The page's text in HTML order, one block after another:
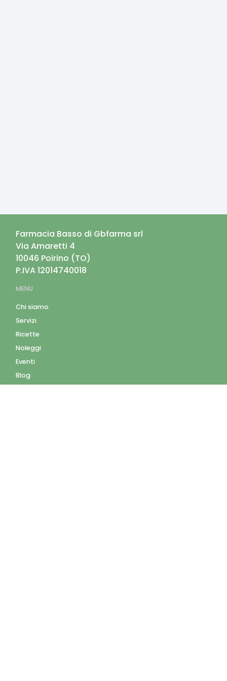
Farmacia Basso di Gbfarma srl
Via Amaretti 4
10046 Poirino (TO)
P.IVA12014740018
MENU
Chi siamo
Servizi
Ricette
Noleggi
Eventi
Blog